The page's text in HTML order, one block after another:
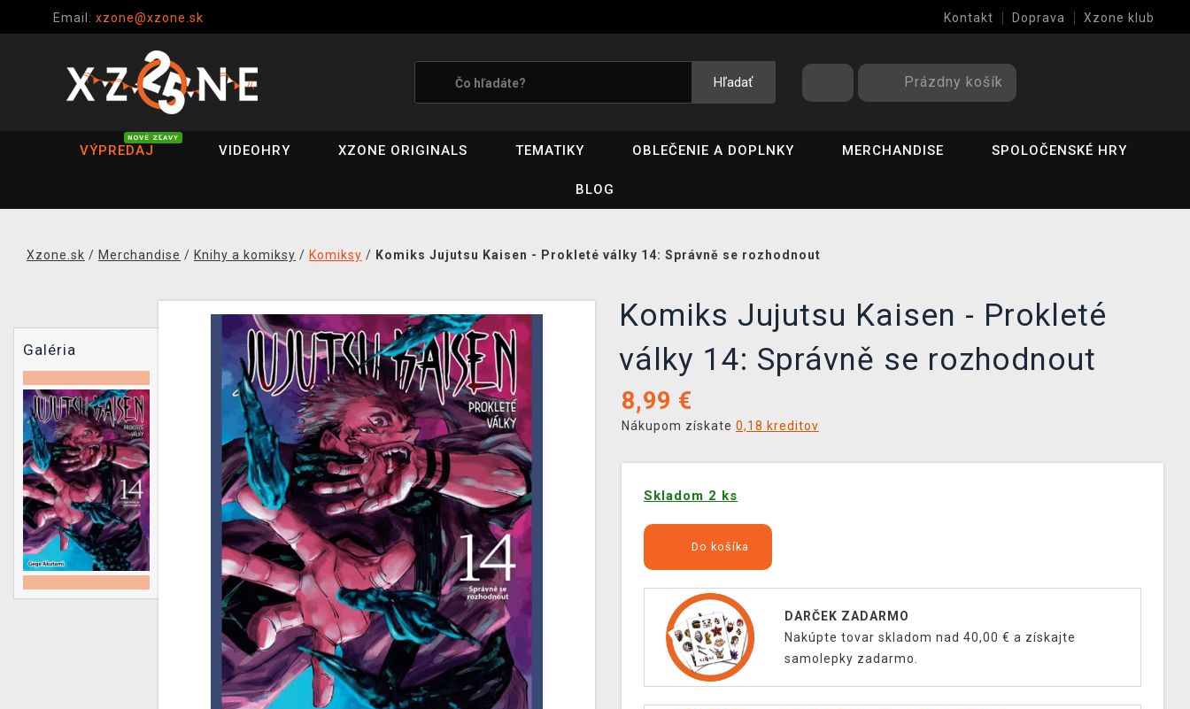
Email: xzone@xzone.sk Kontakt Doprava Xzone klub
Hľadať Prázdny košík
VÝPREDAJ
NOVÉ ZĽAVY
VIDEOHRY XZONE ORIGINALS TEMATIKY OBLEČENIE A DOPLNKY MERCHANDISE SPOLOČENSKÉ HRY
BLOG
Xzone.sk / Merchandise / Knihy a komiksy / Komiksy / Komiks Jujutsu Kaisen - Prokleté války 14: Správně se rozhodnout
Galéria
Komiks Jujutsu Kaisen - Prokleté
války 14: Správně se rozhodnout
8,99 €
Nákupom získate 0,18 kreditov
Skladom 2 ks
Do košíka
DARČEK ZADARMO
Nakúpte tovar skladom nad 40,00 € a získajte
samolepky zadarmo.